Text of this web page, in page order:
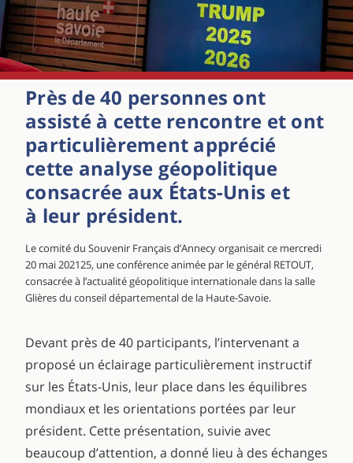
Près de 40 personnes ont
assisté à cette rencontre et ont
particulièrement apprécié
cette analyse géopolitique
consacrée aux États-Unis et
à leur président.
Le comité du Souvenir Français d’Annecy organisait ce mercredi
20 mai 202125, une conférence animée par le général RETOUT,
consacrée à l’actualité géopolitique internationale dans la salle
Glières du conseil départemental de la Haute-Savoie.
Devant près de 40 participants, l’intervenant a
proposé un éclairage particulièrement instructif
sur les États-Unis, leur place dans les équilibres
mondiaux et les orientations portées par leur
président. Cette présentation, suivie avec
beaucoup d’attention, a donné lieu à des échanges